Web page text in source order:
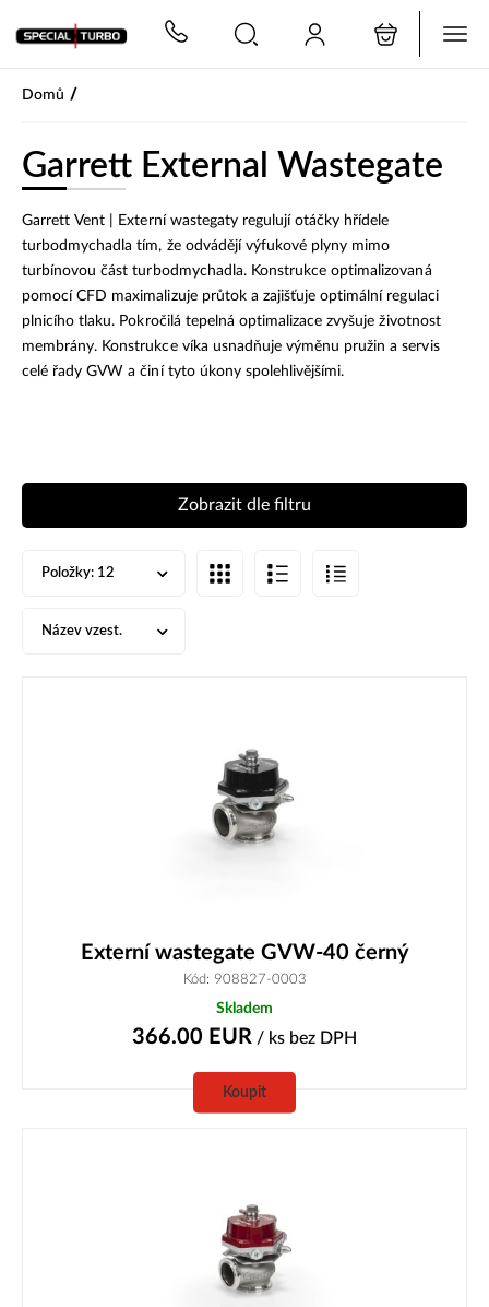
Domů /
Garrett External Wastegate
Garrett Vent | Externí wastegaty regulují otáčky hřídele
turbodmychadla tím, že odvádějí výfukové plyny mimo
turbínovou část turbodmychadla. Konstrukce optimalizovaná
pomocí CFD maximalizuje průtok a zajišťuje optimální regulaci
plnicího tlaku. Pokročilá tepelná optimalizace zvyšuje životnost
membrány. Konstrukce víka usnadňuje výměnu pružin a servis
celé řady GVW a činí tyto úkony spolehlivějšími.
Zobrazit dle filtru
Položky: 12
Název vzest.
Externí wastegate GVW-40 černý
Kód: 908827-0003
Skladem
366.00 EUR / ks bez DPH
Koupit